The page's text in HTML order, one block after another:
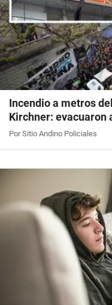
Incendio a metros
Kirchner: evacuaron
Por Sitio Andino Policiales